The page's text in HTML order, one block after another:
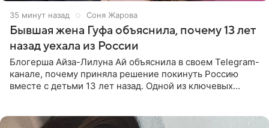
35 минут назад Соня Жарова
Бывшая жена Гуфа объяснила, почему 13 лет
назад уехала из России
Блогерша Айза-Лилуна Ай объяснила в своем Telegram-
канале, почему приняла решение покинуть Россию
вместе с детьми 13 лет назад. Одной из ключевых